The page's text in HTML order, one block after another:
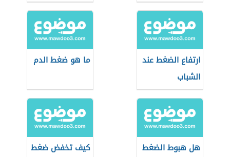
ارتفاع الضغط عند
الشباب
ما هو ضغط الدم
هل هبوط الضغط
كيف تخفض ضغط